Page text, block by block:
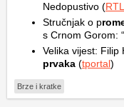
Nedopustivo (RTL
Stručnjak o p
s Crnom Gorom:
Velika vijest: Filip
prvaka (tportal)
Brze i kratke